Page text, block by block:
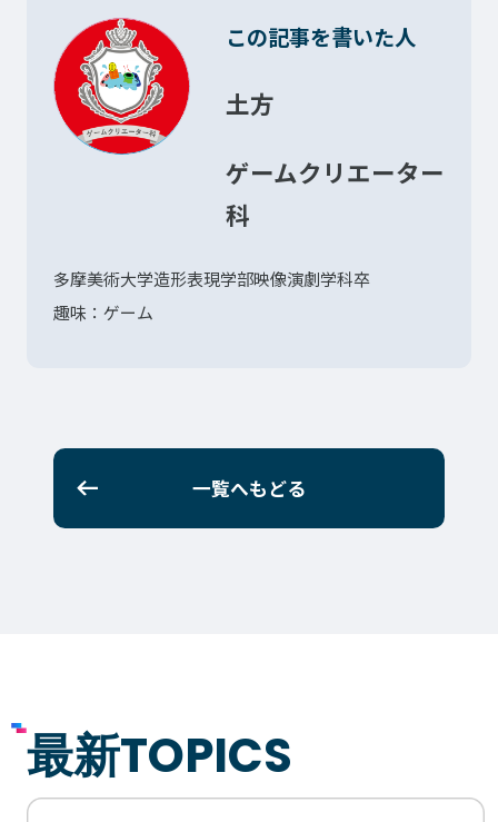
この記事を書いた人
土方
ゲームクリエーター
科
多摩美術大学造形表現学部映像演劇学科卒
趣味：ゲーム
一覧へもどる
最新TOPICS